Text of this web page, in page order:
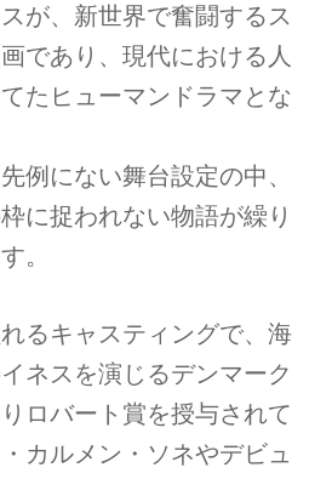
が、新世界で奮闘するス
であり、現代における人
たヒューマンドラマとな
例にない舞台設定の中、
に捉われない物語が繰り
。
るキャスティングで、海
ネスを演じるデンマーク
ロバート賞を授与されて
カルメン・ソネやデビュ